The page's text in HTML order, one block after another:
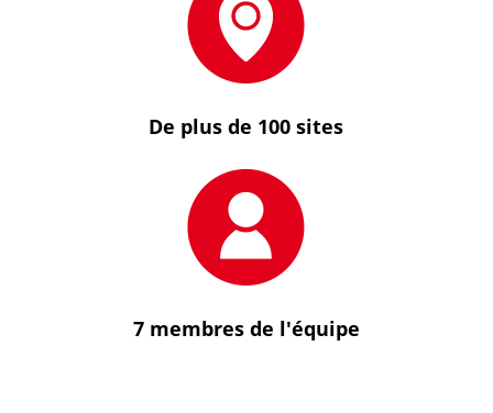
De plus de 100 sites
7 membres de l'équipe